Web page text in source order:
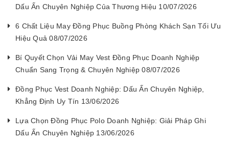
Dấu Ấn Chuyên Nghiệp Của Thương Hiệu 10/07/2026
6 Chất Liệu May Đồng Phục Buồng Phòng Khách Sạn Tối Ưu
Hiệu Quả 08/07/2026
Bí Quyết Chọn Vải May Vest Đồng Phục Doanh Nghiệp
Chuẩn Sang Trọng & Chuyên Nghiệp 08/07/2026
Đồng Phục Vest Doanh Nghiệp: Dấu Ấn Chuyên Nghiệp,
Khẳng Định Uy Tín 13/06/2026
Lựa Chọn Đồng Phục Polo Doanh Nghiệp: Giải Pháp Ghi
Dấu Ấn Chuyên Nghiệp 13/06/2026